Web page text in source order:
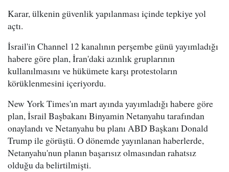
Karar, ülkenin güvenlik yapılanması içinde tepkiye yol
açtı.
İsrail'in Channel 12 kanalının perşembe günü yayımladığı
habere göre plan, İran'daki azınlık gruplarının
kullanılmasını ve hükümete karşı protestoların
körüklenmesini içeriyordu.
New York Times'ın mart ayında yayımladığı habere göre
plan, İsrail Başbakanı Binyamin Netanyahu tarafından
onaylandı ve Netanyahu bu planı ABD Başkanı Donald
Trump ile görüştü. O dönemde yayınlanan haberlerde,
Netanyahu'nun planın başarısız olmasından rahatsız
olduğu da belirtilmişti.